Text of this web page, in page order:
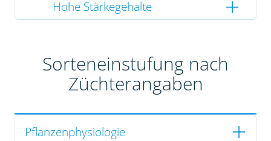
Hohe Stärkegehalte
Sorteneinstufung nach
Züchterangaben
Pflanzenphysiologie